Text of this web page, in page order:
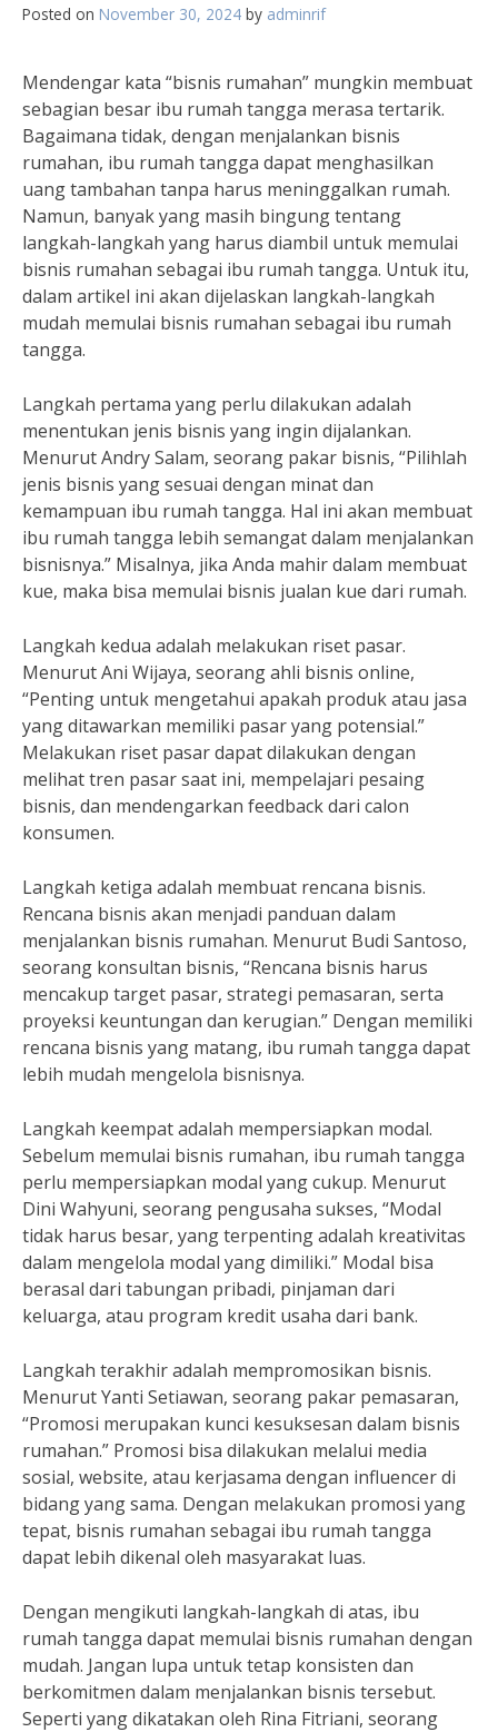
Posted on November 30, 2024 by adminrif
Mendengar kata “bisnis rumahan” mungkin membuat
sebagian besar ibu rumah tangga merasa tertarik.
Bagaimana tidak, dengan menjalankan bisnis
rumahan, ibu rumah tangga dapat menghasilkan
uang tambahan tanpa harus meninggalkan rumah.
Namun, banyak yang masih bingung tentang
langkah-langkah yang harus diambil untuk memulai
bisnis rumahan sebagai ibu rumah tangga. Untuk itu,
dalam artikel ini akan dijelaskan langkah-langkah
mudah memulai bisnis rumahan sebagai ibu rumah
tangga.
Langkah pertama yang perlu dilakukan adalah
menentukan jenis bisnis yang ingin dijalankan.
Menurut Andry Salam, seorang pakar bisnis, “Pilihlah
jenis bisnis yang sesuai dengan minat dan
kemampuan ibu rumah tangga. Hal ini akan membuat
ibu rumah tangga lebih semangat dalam menjalankan
bisnisnya.” Misalnya, jika Anda mahir dalam membuat
kue, maka bisa memulai bisnis jualan kue dari rumah.
Langkah kedua adalah melakukan riset pasar.
Menurut Ani Wijaya, seorang ahli bisnis online,
“Penting untuk mengetahui apakah produk atau jasa
yang ditawarkan memiliki pasar yang potensial.”
Melakukan riset pasar dapat dilakukan dengan
melihat tren pasar saat ini, mempelajari pesaing
bisnis, dan mendengarkan feedback dari calon
konsumen.
Langkah ketiga adalah membuat rencana bisnis.
Rencana bisnis akan menjadi panduan dalam
menjalankan bisnis rumahan. Menurut Budi Santoso,
seorang konsultan bisnis, “Rencana bisnis harus
mencakup target pasar, strategi pemasaran, serta
proyeksi keuntungan dan kerugian.” Dengan memiliki
rencana bisnis yang matang, ibu rumah tangga dapat
lebih mudah mengelola bisnisnya.
Langkah keempat adalah mempersiapkan modal.
Sebelum memulai bisnis rumahan, ibu rumah tangga
perlu mempersiapkan modal yang cukup. Menurut
Dini Wahyuni, seorang pengusaha sukses, “Modal
tidak harus besar, yang terpenting adalah kreativitas
dalam mengelola modal yang dimiliki.” Modal bisa
berasal dari tabungan pribadi, pinjaman dari
keluarga, atau program kredit usaha dari bank.
Langkah terakhir adalah mempromosikan bisnis.
Menurut Yanti Setiawan, seorang pakar pemasaran,
“Promosi merupakan kunci kesuksesan dalam bisnis
rumahan.” Promosi bisa dilakukan melalui media
sosial, website, atau kerjasama dengan influencer di
bidang yang sama. Dengan melakukan promosi yang
tepat, bisnis rumahan sebagai ibu rumah tangga
dapat lebih dikenal oleh masyarakat luas.
Dengan mengikuti langkah-langkah di atas, ibu
rumah tangga dapat memulai bisnis rumahan dengan
mudah. Jangan lupa untuk tetap konsisten dan
berkomitmen dalam menjalankan bisnis tersebut.
Seperti yang dikatakan oleh Rina Fitriani, seorang